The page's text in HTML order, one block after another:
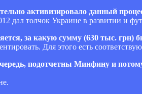
активизировало данный
дал толчок Украине в развитии и
за какую сумму (630 тыс. грн)
Для этого есть
подотчетны Минфину и